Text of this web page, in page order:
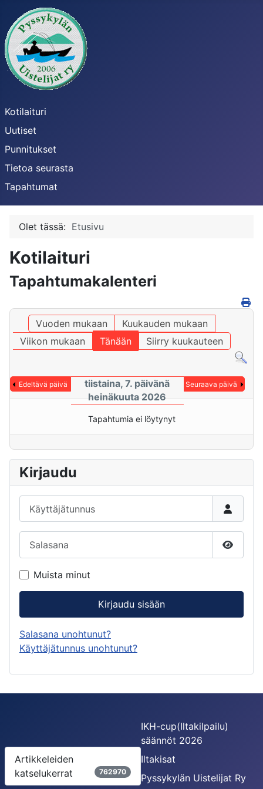
Kotilaituri
Uutiset
Punnitukset
Tietoa seurasta
Tapahtumat
Olet tässä: Etusivu
Kotilaituri
Tapahtumakalenteri
Vuoden mukaan
Kuukauden mukaan
Viikon mukaan
Tänään Siirry kuukauteen
Edeltävä päivä
tiistaina, 7. päivänä
heinäkuuta 2026
Seuraava päivä
Tapahtumia ei löytynyt
Kirjaudu
Näytä
Muista minut
Kirjaudu sisään
Salasana unohtunut?
Käyttäjätunnus unohtunut?
Artikkeleiden
katselukerrat
762970
IKH-cup(Iltakilpailu)
säännöt 2026
Iltakisat
Pyssykylän Uistelijat Ry